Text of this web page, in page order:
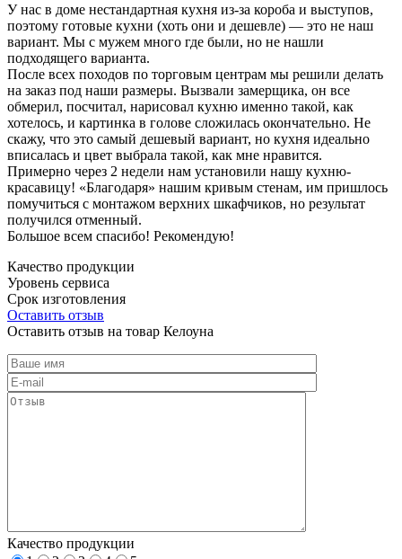
У нас в доме нестандартная кухня из-за короба и выступов,
поэтому готовые кухни (хоть они и дешевле) — это не наш
вариант. Мы с мужем много где были, но не нашли
подходящего варианта.
После всех походов по торговым центрам мы решили делать
на заказ под наши размеры. Вызвали замерщика, он все
обмерил, посчитал, нарисовал кухню именно такой, как
хотелось, и картинка в голове сложилась окончательно. Не
скажу, что это самый дешевый вариант, но кухня идеально
вписалась и цвет выбрала такой, как мне нравится.
Примерно через 2 недели нам установили нашу кухню-
красавицу! «Благодаря» нашим кривым стенам, им пришлось
помучиться с монтажом верхних шкафчиков, но результат
получился отменный.
Большое всем спасибо! Рекомендую!
Качество продукции
Уровень сервиса
Срок изготовления
Оставить отзыв
Оставить отзыв на товар Келоуна
Качество продукции